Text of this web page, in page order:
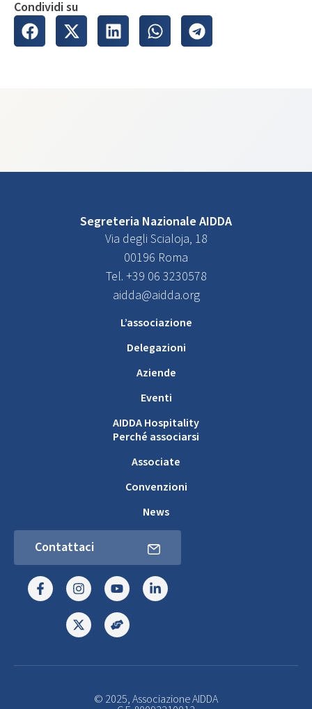
Condividi su
Segreteria Nazionale AIDDA
Via degli Scialoja, 18
00196 Roma
Tel. +39 06 3230578
aidda@aidda.org
L’associazione
Delegazioni
Aziende
Eventi
AIDDA Hospitality
Perché associarsi
Associate
Convenzioni
News
Contattaci
© 2025, Associazione AIDDA